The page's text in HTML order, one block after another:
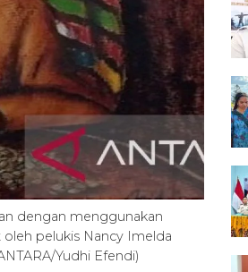
dengan menggunakan
pelukis Nancy Imelda
Yudhi Efendi)